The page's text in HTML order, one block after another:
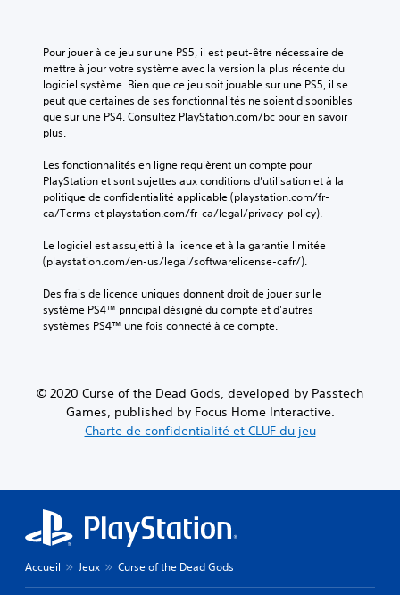
Pour jouer à ce jeu sur une PS5, il est peut-être nécessaire de
mettre à jour votre système avec la version la plus récente du
logiciel système. Bien que ce jeu soit jouable sur une PS5, il se
peut que certaines de ses fonctionnalités ne soient disponibles
que sur une PS4. Consultez PlayStation.com/bc pour en savoir
plus.
Les fonctionnalités en ligne requièrent un compte pour
PlayStation et sont sujettes aux conditions d’utilisation et à la
politique de confidentialité applicable (playstation.com/fr-
ca/Terms et playstation.com/fr-ca/legal/privacy-policy).
Le logiciel est assujetti à la licence et à la garantie limitée
(playstation.com/en-us/legal/softwarelicense-cafr/).
Des frais de licence uniques donnent droit de jouer sur le
système PS4™ principal désigné du compte et d'autres
systèmes PS4™ une fois connecté à ce compte.
© 2020 Curse of the Dead Gods, developed by Passtech
Games, published by Focus Home Interactive.
Charte de confidentialité et CLUF du jeu
Accueil Jeux Curse of the Dead Gods